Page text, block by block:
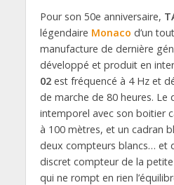
Pour son 50e anniversaire,
légendaire Monaco d’un
manufacture de dernière
développé et produit en
02est fréquencé à 4 Hz et
de marche de 80 heures. Le
intemporel avec son boitier
à 100 mètres, et un cadran
deux compteurs blancs… et
discret compteur de la
qui ne rompt en rien